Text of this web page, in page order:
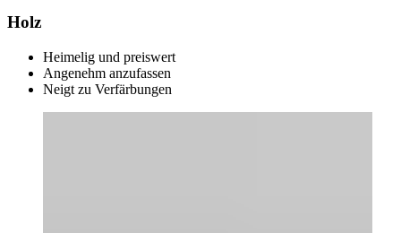
Holz
Heimelig und preiswert
Angenehm anzufassen
Neigt zu Verfärbungen